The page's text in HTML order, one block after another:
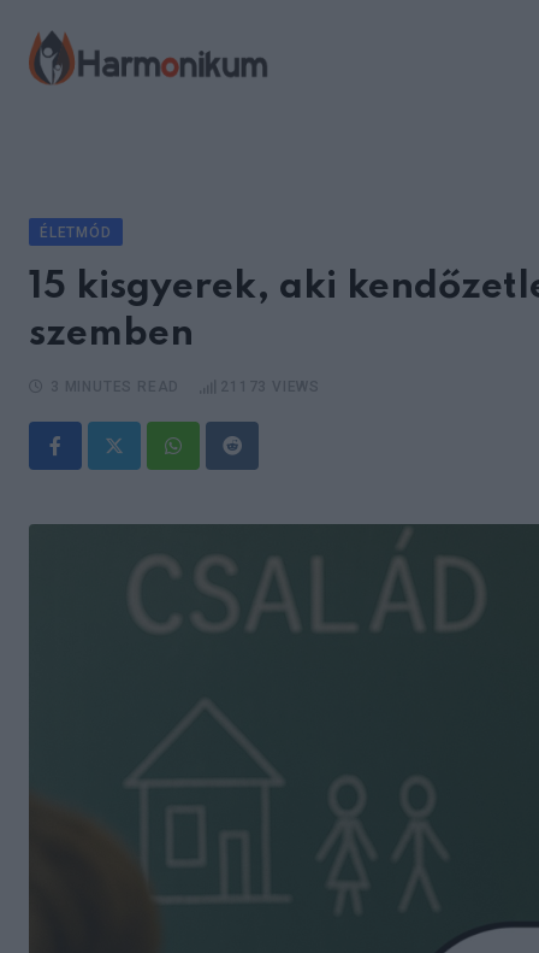
content
ÉLETMÓD
15 kisgyerek, aki
szemben
WhatsappReddit